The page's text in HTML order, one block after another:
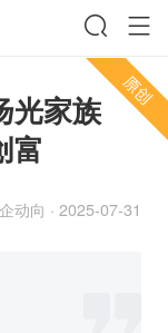
光家族
富
动向 · 2025-07-31